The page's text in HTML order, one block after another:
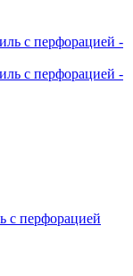
с перфорацией